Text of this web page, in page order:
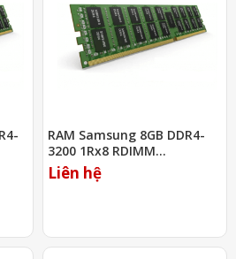
RAM Samsung 8GB DDR4-
3200 1Rx8 RDIMM
(M393A1K43DB1-CWE)
Liên hệ